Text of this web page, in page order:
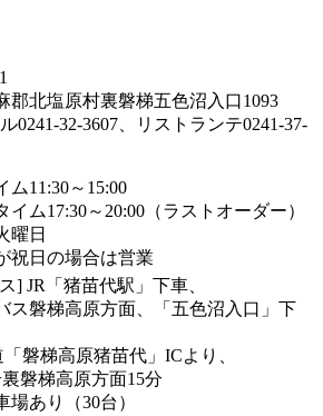
郡北塩原村裏磐梯五色沼入口1093
0241-32-3607、リストランテ0241-37-
ム11:30～15:00
イム17:30～20:00（ラストオーダー）
曜日
祝日の場合は営業
] JR「猪苗代駅」下車、
ス磐梯高原方面、「五色沼入口」下
磐梯高原猪苗代」ICより、
磐梯高原方面15分
あり（30台）